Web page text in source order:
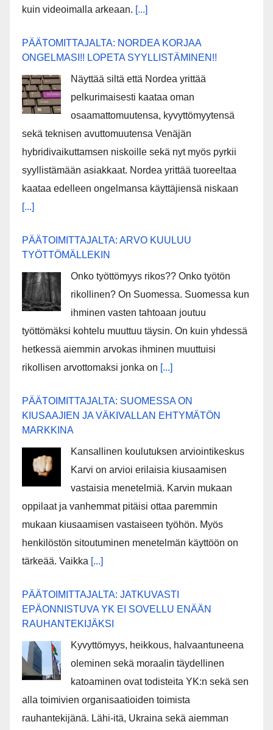
kuin videoimalla arkeaan. [...]
PÄÄTOMITTAJALTA: NORDEA KORJAA
ONGELMASI!! LOPETA SYYLLISTÄMINEN!!
Näyttää siltä että Nordea yrittää
pelkurimaisesti kaataa oman
osaamattomuutensa, kyvyttömyytensä
sekä teknisen avuttomuutensa Venäjän
hybridivaikuttamsen niskoille sekä nyt myös pyrkii
syyllistämään asiakkaat. Nordea yrittää tuoreeltaa
kaataa edelleen ongelmansa käyttäjiensä niskaan
[...]
PÄÄTOIMITTAJALTA: ARVO KUULUU
TYÖTTÖMÄLLEKIN
Onko työttömyys rikos?? Onko työtön
rikollinen? On Suomessa. Suomessa kun
ihminen vasten tahtoaan joutuu
työttömäksi kohtelu muuttuu täysin. On kuin yhdessä
hetkessä aiemmin arvokas ihminen muuttuisi
rikollisen arvottomaksi jonka on [...]
PÄÄTOIMITTAJALTA: SUOMESSA ON
KIUSAAJIEN JA VÄKIVALLAN EHTYMÄTÖN
MARKKINA
Kansallinen koulutuksen arviointikeskus
Karvi on arvioi erilaisia kiusaamisen
vastaisia menetelmiä. Karvin mukaan
oppilaat ja vanhemmat pitäisi ottaa paremmin
mukaan kiusaamisen vastaiseen työhön. Myös
henkilöstön sitoutuminen menetelmän käyttöön on
tärkeää. Vaikka [...]
PÄÄTOIMITTAJALTA: JATKUVASTI
EPÄONNISTUVA YK EI SOVELLU ENÄÄN
RAUHANTEKIJÄKSI
Kyvyttömyys, heikkous, halvaantuneena
oleminen sekä moraalin täydellinen
katoaminen ovat todisteita YK:n sekä sen
alla toimivien organisaatioiden toimista
rauhantekijänä. Lähi-itä, Ukraina sekä aiemman